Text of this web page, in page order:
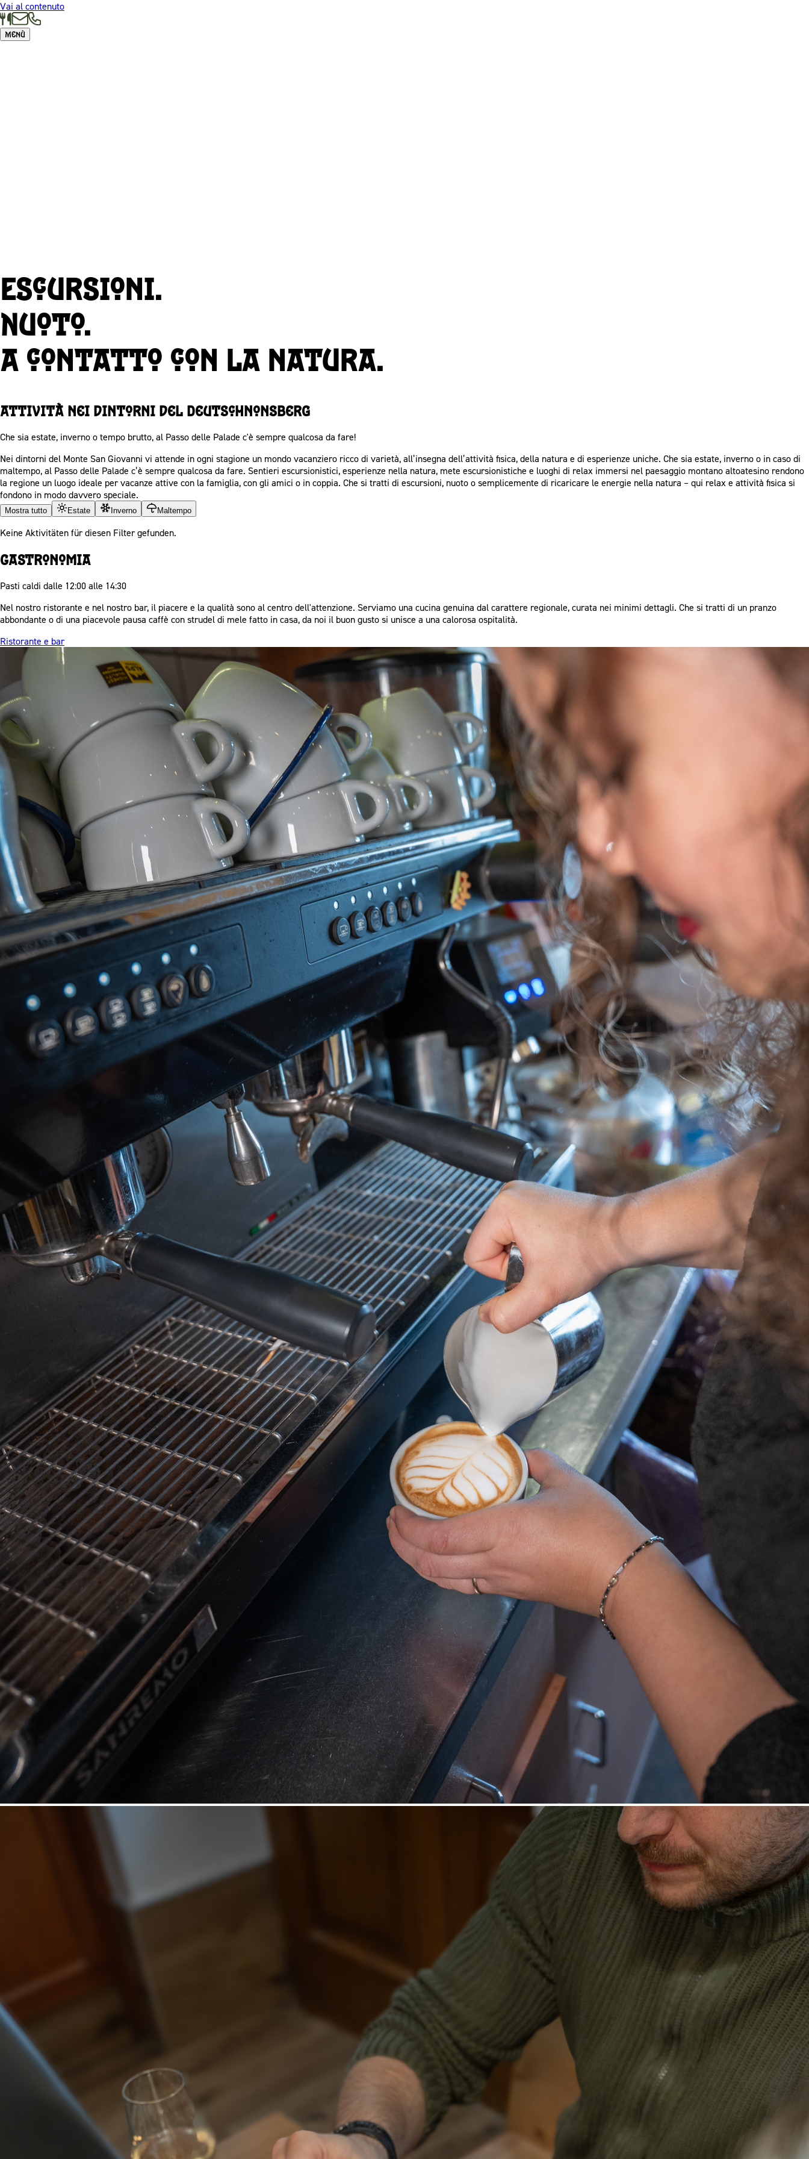
Vai al contenuto
Menù
Escursioni.
Nuoto.
A contatto con la natura.
Attività nei dintorni del Deutschnonsberg
Che sia estate, inverno o tempo brutto, al Passo delle Palade c'è sempre qualcosa da fare!
Nei dintorni del Monte San Giovanni vi attende in ogni stagione un mondo vacanziero ricco di varietà, all’insegna dell’attività fisica, della natura e di esperienze uniche. Che sia estate, inverno o in caso di
maltempo, al Passo delle Palade c’è sempre qualcosa da fare. Sentieri escursionistici, esperienze nella natura, mete escursionistiche e luoghi di relax immersi nel paesaggio montano altoatesino rendono
la regione un luogo ideale per vacanze attive con la famiglia, con gli amici o in coppia. Che si tratti di escursioni, nuoto o semplicemente di ricaricare le energie nella natura – qui relax e attività fisica si
fondono in modo davvero speciale.
Mostra tutto Estate Inverno Maltempo
Keine Aktivitäten für diesen Filter gefunden.
Gastronomia
Pasti caldi dalle 12:00 alle 14:30
Nel nostro ristorante e nel nostro bar, il piacere e la qualità sono al centro dell'attenzione. Serviamo una cucina genuina dal carattere regionale, curata nei minimi dettagli. Che si tratti di un pranzo
abbondante o di una piacevole pausa caffè con strudel di mele fatto in casa, da noi il buon gusto si unisce a una calorosa ospitalità.
Ristorante e bar